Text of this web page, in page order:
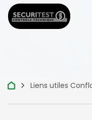
keyboard_arrow_right Liens utiles